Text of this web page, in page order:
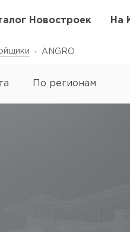
Новостроек На
ANGRO
По регионам